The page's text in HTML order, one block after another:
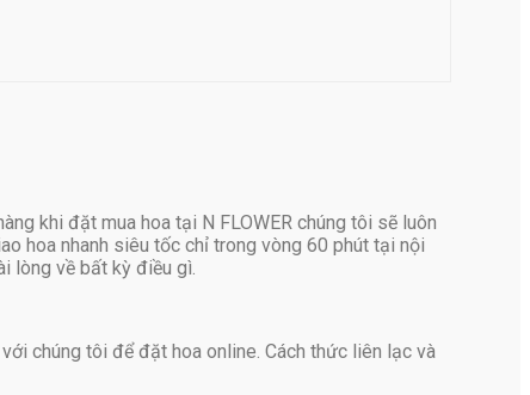
khi đặt mua hoa tại N FLOWER chúng tôi sẽ luôn
hoa nhanh siêu tốc chỉ trong vòng 60 phút tại nội
lòng về bất kỳ điều gì.
chúng tôi để đặt hoa online. Cách thức liên lạc và